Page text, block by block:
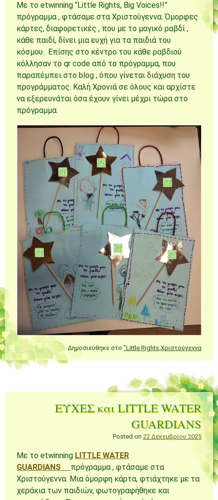
Με το etwinning “Little Rights, Big Voices!!”
πρόγραμμα , φτάσαμε στα Χριστούγεννα. Όμορφες
κάρτες, διαφορετικές , που με το μαγικό ραβδί ,
κάθε παιδί, δίνει μια ευχή για τα παιδιά του
κόσμου. Επίσης στο κέντρο του κάθε ραβδιού
κόλλησαν το qr code από το πρόγραμμα, που
παραπέμπει στο blog , όπου γίνεται διάχυση του
προγράμματος. Καλή Χρονιά σε όλους και αρχίστε
να εξερευνάται όσα έχουν γίνει μέχρι τώρα στο
πρόγραμμα.
Δημοσιεύθηκε στο "Little Rights Χριστούγεννα
ΕΥΧΕΣ και LITTLE WATER
GUARDIANS
Posted on 22 Δεκεμβρίου 2025
Με το etwinning LITTLE WATER
GUARDIANS
πρόγραμμα , φτάσαμε στα
Χριστούγεννα. Μια όμορφη κάρτα, φτιάχτηκε με τα
χεράκια των παιδιών, φωτογραφήθηκε και